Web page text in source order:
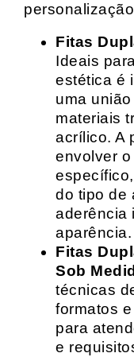
Fitas
Ideais
estética é
uma
materiais
acrílico. A
envolver
do tipo de
aderência
aparência.
Fitas
Sob
técnicas
formatos
para
e